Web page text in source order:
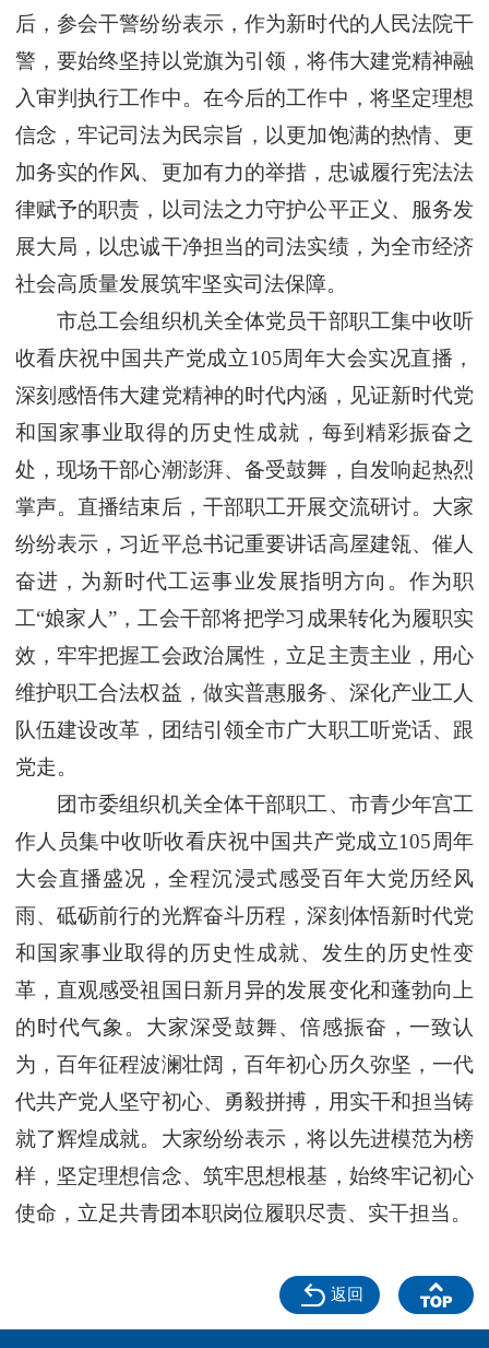
后，参会干警纷纷表示，作为新时代的人民法院干
警，要始终坚持以党旗为引领，将伟大建党精神融
入审判执行工作中。在今后的工作中，将坚定理想
信念，牢记司法为民宗旨，以更加饱满的热情、更
加务实的作风、更加有力的举措，忠诚履行宪法法
律赋予的职责，以司法之力守护公平正义、服务发
展大局，以忠诚干净担当的司法实绩，为全市经济
社会高质量发展筑牢坚实司法保障。
市总工会组织机关全体党员干部职工集中收听
收看庆祝中国共产党成立105周年大会实况直播，
深刻感悟伟大建党精神的时代内涵，见证新时代党
和国家事业取得的历史性成就，每到精彩振奋之
处，现场干部心潮澎湃、备受鼓舞，自发响起热烈
掌声。直播结束后，干部职工开展交流研讨。大家
纷纷表示，习近平总书记重要讲话高屋建瓴、催人
奋进，为新时代工运事业发展指明方向。作为职
工“娘家人”，工会干部将把学习成果转化为履职实
效，牢牢把握工会政治属性，立足主责主业，用心
维护职工合法权益，做实普惠服务、深化产业工人
队伍建设改革，团结引领全市广大职工听党话、跟
党走。
团市委组织机关全体干部职工、市青少年宫工
作人员集中收听收看庆祝中国共产党成立105周年
大会直播盛况，全程沉浸式感受百年大党历经风
雨、砥砺前行的光辉奋斗历程，深刻体悟新时代党
和国家事业取得的历史性成就、发生的历史性变
革，直观感受祖国日新月异的发展变化和蓬勃向上
的时代气象。大家深受鼓舞、倍感振奋，一致认
为，百年征程波澜壮阔，百年初心历久弥坚，一代
代共产党人坚守初心、勇毅拼搏，用实干和担当铸
就了辉煌成就。大家纷纷表示，将以先进模范为榜
样，坚定理想信念、筑牢思想根基，始终牢记初心
使命，立足共青团本职岗位履职尽责、实干担当。
返回